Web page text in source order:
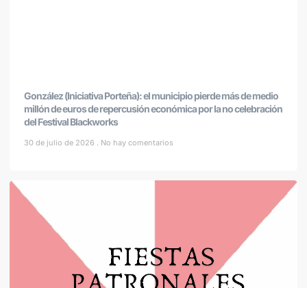
González (Iniciativa Porteña): el municipio pierde más de medio
millón de euros de repercusión económica por la no celebración
del Festival Blackworks
30 de julio de 2026 No hay comentarios